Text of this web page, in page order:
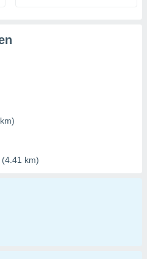
(4.41 km)